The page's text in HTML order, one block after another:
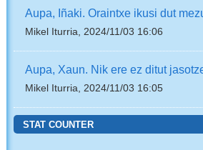
Aupa, Iñaki. Oraintxe ikusi dut
Mikel Iturria, 2024/11/03 16:06
Aupa, Xaun. Nik ere ez ditut
Mikel Iturria, 2024/11/03 16:05
STAT COUNTER